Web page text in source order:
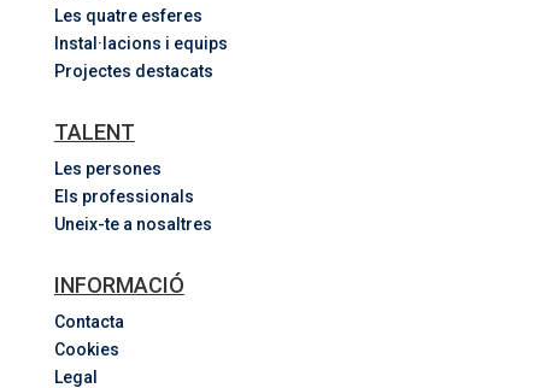
Les quatre esferes
Instal·lacions i equips
Projectes destacats
TALENT
Les persones
Els professionals
Uneix-te a nosaltres
INFORMACIÓ
Contacta
Cookies
Legal